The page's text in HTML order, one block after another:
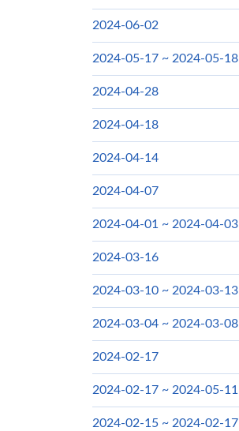
2024-06-02
2024-05-17 ~ 2024-05-18
2024-04-28
2024-04-18
2024-04-14
2024-04-07
2024-04-01 ~ 2024-04-03
2024-03-16
2024-03-10 ~ 2024-03-13
2024-03-04 ~ 2024-03-08
2024-02-17
2024-02-17 ~ 2024-05-11
2024-02-15 ~ 2024-02-17